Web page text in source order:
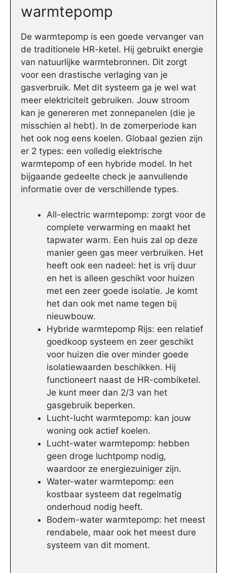
warmtepomp
De warmtepomp is een goede vervanger van
de traditionele HR-ketel. Hij gebruikt energie
van natuurlijke warmtebronnen. Dit zorgt
voor een drastische verlaging van je
gasverbruik. Met dit systeem ga je wel wat
meer elektriciteit gebruiken. Jouw stroom
kan je genereren met zonnepanelen (die je
misschien al hebt). In de zomerperiode kan
het ook nog eens koelen. Globaal gezien zijn
er 2 types: een volledig elektrische
warmtepomp of een hybride model. In het
bijgaande gedeelte check je aanvullende
informatie over de verschillende types.
All-electric warmtepomp: zorgt voor de
complete verwarming en maakt het
tapwater warm. Een huis zal op deze
manier geen gas meer verbruiken. Het
heeft ook een nadeel: het is vrij duur
en het is alleen geschikt voor huizen
met een zeer goede isolatie. Je komt
het dan ook met name tegen bij
nieuwbouw.
Hybride warmtepomp Rijs: een relatief
goedkoop systeem en zeer geschikt
voor huizen die over minder goede
isolatiewaarden beschikken. Hij
functioneert naast de HR-combiketel.
Je kunt meer dan 2/3 van het
gasgebruik beperken.
Lucht-lucht warmtepomp: kan jouw
woning ook actief koelen.
Lucht-water warmtepomp: hebben
geen droge luchtpomp nodig,
waardoor ze energiezuiniger zijn.
Water-water warmtepomp: een
kostbaar systeem dat regelmatig
onderhoud nodig heeft.
Bodem-water warmtepomp: het meest
rendabele, maar ook het meest dure
systeem van dit moment.